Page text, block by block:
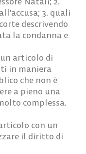
3. quali
descrivendo
la condanna e
articolo di
in maniera
che non è
a pieno una
complessa.
con un
il diritto di